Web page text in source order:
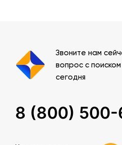
Звоните нам
вопрос с
сегодня
8 (800)